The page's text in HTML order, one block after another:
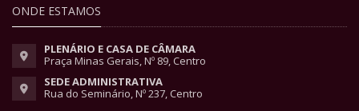
ONDE ESTAMOS
PLENÁRIO E CASA DE CÂMARA
Praça Minas Gerais, Nº 89, Centro
SEDE ADMINISTRATIVA
Rua do Seminário, Nº 237, Centro